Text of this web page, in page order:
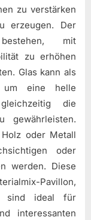
zu verstärken
erzeugen. Der
mit
zu erhöhen
Glas kann als
um eine helle
die
gewährleisten.
oder Metall
oder
werden. Diese
Pavillon,
sind ideal für
interessanten